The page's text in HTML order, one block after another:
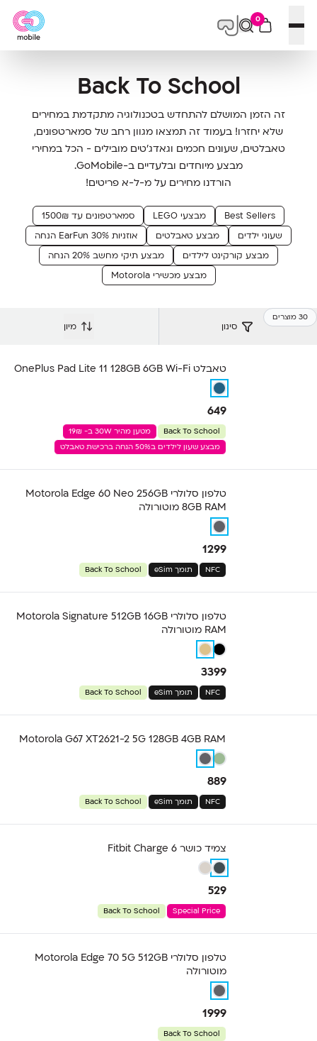
פתח תפריט
0
Back To School
זה הזמן המושלם להתחדש בטכנולוגיה מתקדמת במחירים
שלא יחזרו! בעמוד זה תמצאו מגוון רחב של סמארטפונים,
טאבלטים, שעונים חכמים וגאדג'טים מובילים - הכל במחירי
מבצע מיוחדים ובלעדיים ב-GoMobile.
הורדנו מחירים על מ-ל-א פריטים!
Best Sellers מבצעי LEGO
סמארטפונים עד 1500₪
שעוני ילדים
מבצע טאבלטים
אוזניות EarFun 30% הנחה
מבצע קורקינט לילדים
מבצע תיקי מחשב 20% הנחה
מבצע מכשירי Motorola
סינון מיון
30 מוצרים
טאבלט OnePlus Pad Lite 11 128GB 6GB Wi-Fi
649
Back To School
מטען מהיר 30W ב- 19₪
מבצע שעון לילדים ב50% הנחה ברכישת טאבלט
טלפון סלולרי Motorola Edge 60 Neo 256GB
8GB RAM מוטורולה
1299
NFC תומך eSim Back To School
טלפון סלולרי Motorola Signature 512GB 16GB
RAM מוטורולה
3399
NFC תומך eSim Back To School
Motorola G67 XT2621-2 5G 128GB 4GB RAM
889
NFC תומך eSim Back To School
צמיד כושר Fitbit Charge 6
529
Special Price
Back To School
טלפון סלולרי Motorola Edge 70 5G 512GB
מוטורולה
1999
Back To School